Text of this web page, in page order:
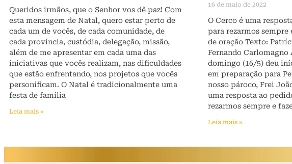
Queridos irmãos, que o Senhor vos dê paz! Com
esta mensagem de Natal, quero estar perto de
cada um de vocês, de cada comunidade, de
cada província, custódia, delegação, missão,
além de me apresentar em cada uma das
iniciativas que vocês realizam, nas dificuldades
que estão enfrentando, nos projetos que vocês
personificam. O Natal é tradicionalmente uma
festa de família
Leia mais »
16 de maio de 2022
O Cerco é uma
para rezarmos
de oração Texto:
Fernando Carlomagno
domingo (16/5) deu
em preparação para
nosso pároco, Frei
uma resposta ao
rezarmos sempre e
Leia mais »